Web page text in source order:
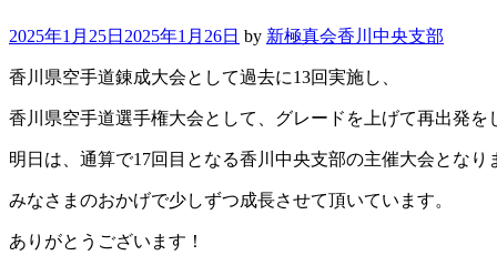
2025年1月25日 2025年1月26日 by 新極真会香川中央支部
香川県空手道錬成大会として過去に13回実施し、
香川県空手道選手権大会として、グレードを上げて再出発を
明日は、通算で17回目となる香川中央支部の主催大会となり
みなさまのおかげで少しずつ成長させて頂いています。
ありがとうございます！